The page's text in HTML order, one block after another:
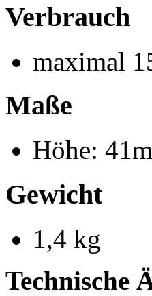
Verbrauch
maximal
Maße
Höhe:
Gewicht
1,4 kg
Technische